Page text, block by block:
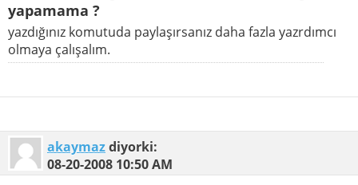
yapamama ?
yazdığınız komutuda paylaşırsanız daha fazla yazrdımcı
olmaya çalışalım.
akaymazdiyorki:
08-20-2008 10:50 AM